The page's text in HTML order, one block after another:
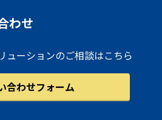
わせ
ューションのご相談はこちら
合わせフォーム